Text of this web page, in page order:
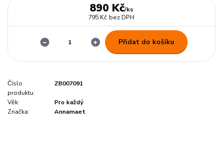
890 Kč/ks
795 Kč bez DPH
Přidat do košíku
Číslo
produktu:
ZB007091
Věk:
Pro každý
Značka:
Annamaet